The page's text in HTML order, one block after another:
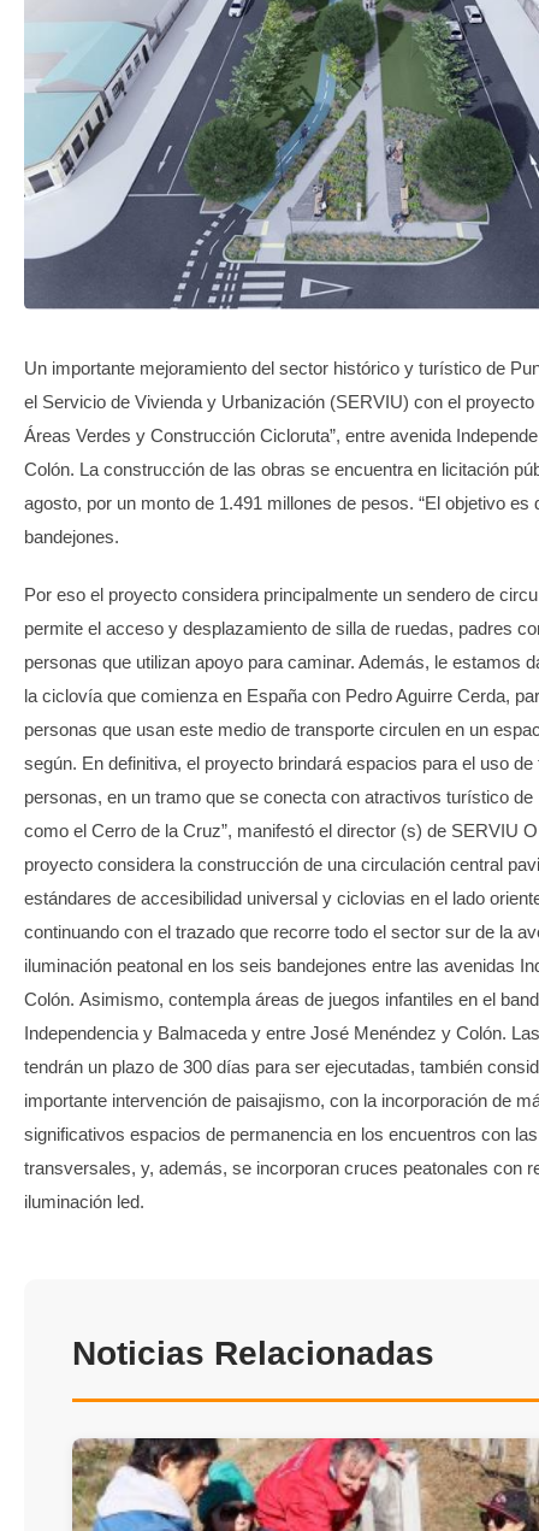
GALERIA DE FOTOS
APP MÓVIL
TRANSPARENCIA
Un importante mejoramiento del sector histórico y turístico de
el Servicio de Vivienda y Urbanización (SERVIU) con el proyecto
Áreas Verdes y Construcción Cicloruta”, entre avenida
Colón. La construcción de las obras se encuentra en licitación
agosto, por un monto de 1.491 millones de pesos. “El objetivo es
bandejones.
Por eso el proyecto considera principalmente un sendero de
permite el acceso y desplazamiento de silla de ruedas, padres
personas que utilizan apoyo para caminar. Además, le estamos
la ciclovía que comienza en España con Pedro Aguirre Cerda,
personas que usan este medio de transporte circulen en un
según. En definitiva, el proyecto brindará espacios para el uso de
personas, en un tramo que se conecta con atractivos turístico de
como el Cerro de la Cruz”, manifestó el director (s) de SERVIU
proyecto considera la construcción de una circulación central
estándares de accesibilidad universal y ciclovias en el lado
continuando con el trazado que recorre todo el sector sur de la
iluminación peatonal en los seis bandejones entre las avenidas
Colón. Asimismo, contempla áreas de juegos infantiles en el
Independencia y Balmaceda y entre José Menéndez y Colón.
tendrán un plazo de 300 días para ser ejecutadas, también
importante intervención de paisajismo, con la incorporación de
significativos espacios de permanencia en los encuentros con
transversales, y, además, se incorporan cruces peatonales con
iluminación led.
Noticias Relacionadas